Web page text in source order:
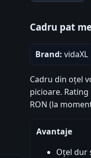
Cadru pat
Brand: vidaXL
Cadru din oțel
picioare. Rating
RON (la
Avantaje
Oțel dur